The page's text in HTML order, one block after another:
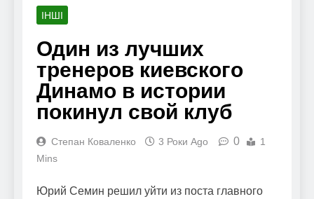
ІНШІ
Один из лучших
тренеров киевского
Динамо в истории
покинул свой клуб
Степан Коваленко 3 Роки Ago 0
1
Mins
Юрий Семин решил уйти из поста главного